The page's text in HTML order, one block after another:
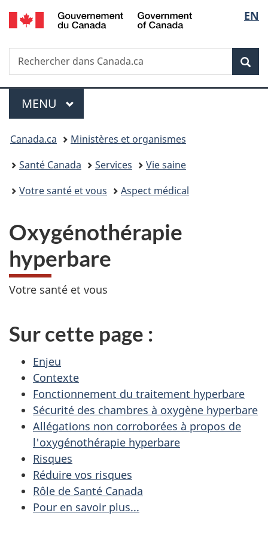
Passer
au
principal
Passer
à
Au
du
Passer
à
version
simplifiée
de
la
EN
Recherche
Rechercher
dans
Menu
MENU PRINCIPAL
Vous
êtes
ici :
Canada.ca
Ministères et organismes
Santé Canada
Services
Vie saine
Votre santé et vous
Aspect médical
Oxygénothérapie
hyperbare
Votre santé et vous
Sur cette page :
Enjeu
Contexte
Fonctionnement du traitement hyperbare
Sécurité des chambres à oxygène hyperbare
Allégations non corroborées à propos de
l'oxygénothérapie hyperbare
Risques
Réduire vos risques
Rôle de Santé Canada
Pour en savoir plus...